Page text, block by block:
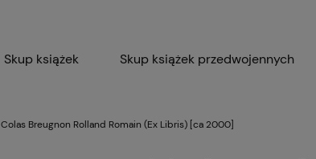
Skup książek Skup książek przedwojennych
Colas Breugnon Rolland Romain (Ex Libris) [ca 2000]